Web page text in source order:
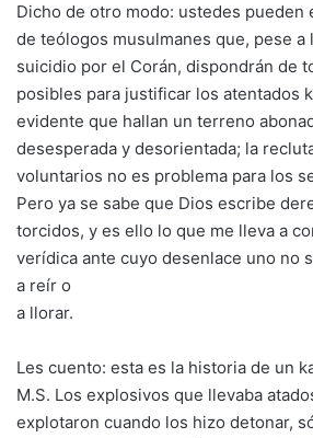
Dicho de otro modo: ustedes pueden
de teólogos musulmanes que, pese a
suicidio por el Corán, dispondrán de
posibles para justificar los atentados
evidente que hallan un terreno
desesperada y desorientada; la
voluntarios no es problema para los
Pero ya se sabe que Dios escribe
torcidos, y es ello lo que me lleva a
verídica ante cuyo desenlace uno no
a reír o
a llorar.
Les cuento: esta es la historia de un
M.S. Los explosivos que llevaba
explotaron cuando los hizo detonar,